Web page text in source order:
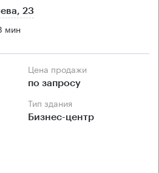
23
мин
Цена продажи
по запросу
Тип здания
Бизнес-центр